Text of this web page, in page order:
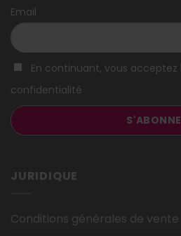
Email
En continuant, vous acceptez
confidentialité
JURIDIQUE
Conditions générales de vente